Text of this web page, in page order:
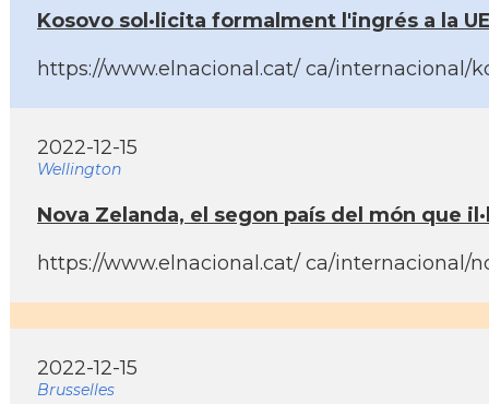
Kosovo sol·licita formalment l'ingrés a la
https://www.elnacional.cat/ ca/internacional/
2022-12-15
Wellington
Nova Zelanda, el segon paí­s del món que
https://www.elnacional.cat/ ca/internacional/
2022-12-15
Brusselles